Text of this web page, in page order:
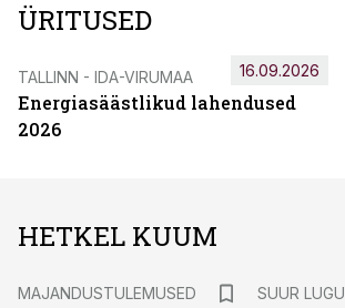
ÜRITUSED
TALLINN - IDA-VIRUMAA
Energiasäästlikud lahendused
2026
16.09.2026
HETKEL KUUM
MAJANDUSTULEMUSED
SUUR LUGU